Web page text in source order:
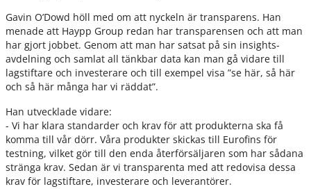
Gavin O’Dowd höll med om att nyckeln är transparens. Han
menade att Haypp Group redan har transparensen och att man
har gjort jobbet. Genom att man har satsat på sin insights-
avdelning och samlat all tänkbar data kan man gå vidare till
lagstiftare och investerare och till exempel visa ”se här, så här
och så här många har vi räddat”.
­Han utvecklade vidare:
- Vi har klara standarder och krav för att produkterna ska få
komma till vår dörr. Våra produkter skickas till Eurofins för
testning, vilket gör till den enda återförsäljaren som har sådana
stränga krav. Sedan är vi transparenta med att redovisa dessa
krav för lagstiftare, investerare och leverantörer.